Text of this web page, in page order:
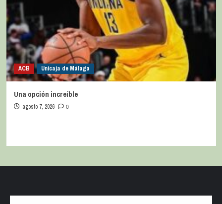
ACB Unicaja de Málaga
Una opción increíble
agosto 7, 2026 0